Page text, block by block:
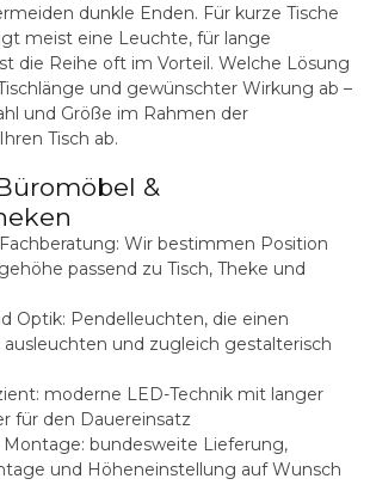
dunkle Enden. Für kurze Tische
meist eine Leuchte, für lange
die Reihe oft im Vorteil. Welche Lösung
und gewünschter Wirkung ab –
und Größe im Rahmen der
Tisch ab.
&
Wir bestimmen Position
passend zu Tisch, Theke und
Optik: Pendelleuchten, die einen
und zugleich gestalterisch
moderne LED-Technik mit langer
für den Dauereinsatz
bundesweite Lieferung,
und Höheneinstellung auf Wunsch